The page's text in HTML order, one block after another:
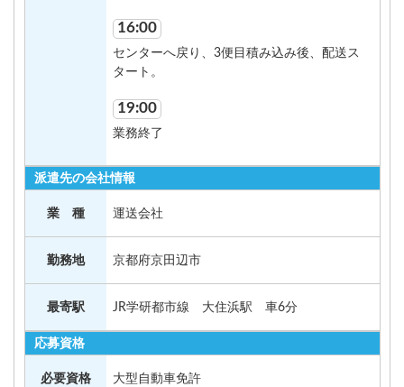
16:00
センターへ戻り、3便目積み込み後、配送ス
タート。
19:00
業務終了
派遣先の会社情報
業 種 運送会社
勤務地 京都府京田辺市
最寄駅 JR学研都市線 大住浜駅 車6分
応募資格
必要資格
大型自動車免許